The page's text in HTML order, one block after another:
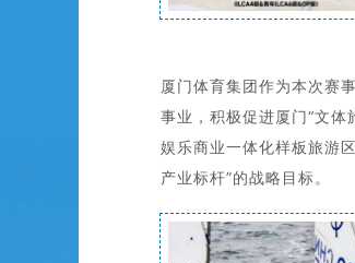
厦门体育集团作为本次赛
事业，积极促进厦门“文
娱乐商业一体化样板旅游
产业标杆”的战略目标。